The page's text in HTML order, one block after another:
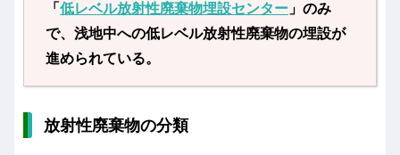
「 低レベル放射性廃棄物埋設センター 」のみ
で、浅地中への低レベル放射性廃棄物の埋設が
進められている。
放射性廃棄物の分類